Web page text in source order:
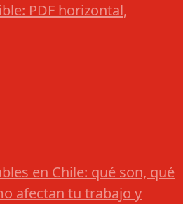
PDF horizontal,
en Chile: qué son, qué
afectan tu trabajo y